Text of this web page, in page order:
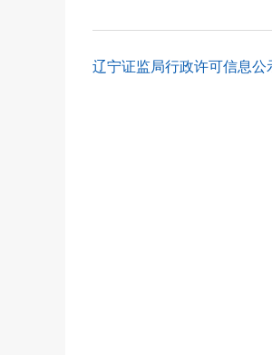
辽宁证监局行政许可信息公